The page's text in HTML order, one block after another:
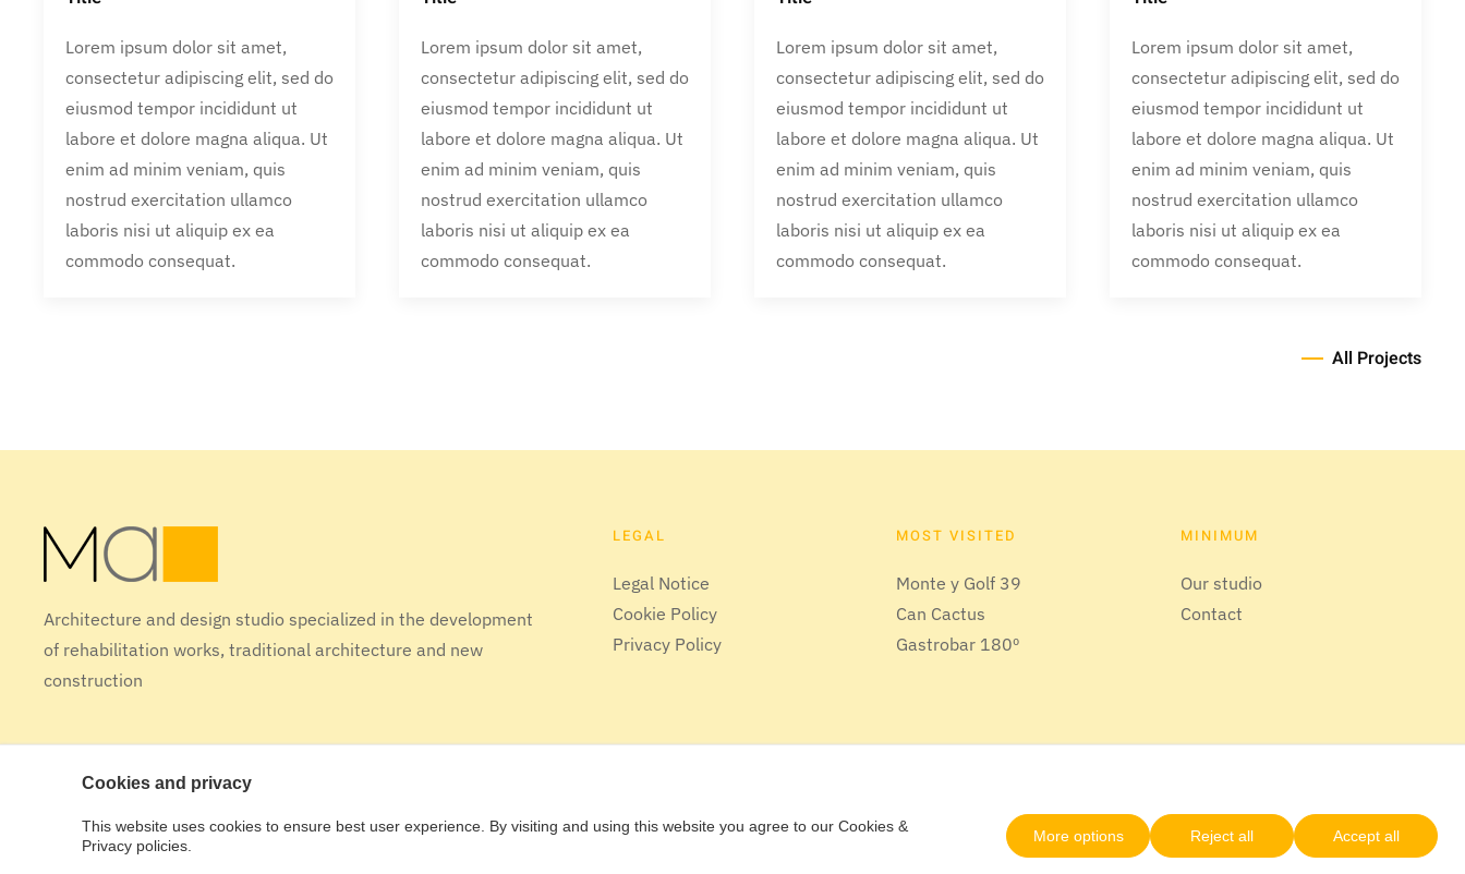
Lorem ipsum dolor sit amet,
consectetur adipiscing elit, sed do
eiusmod tempor incididunt ut
labore et dolore magna aliqua. Ut
enim ad minim veniam, quis
nostrud exercitation ullamco
laboris nisi ut aliquip ex ea
commodo consequat.
Lorem ipsum dolor sit amet,
consectetur adipiscing elit, sed do
eiusmod tempor incididunt ut
labore et dolore magna aliqua. Ut
enim ad minim veniam, quis
nostrud exercitation ullamco
laboris nisi ut aliquip ex ea
commodo consequat.
Lorem ipsum dolor sit amet,
consectetur adipiscing elit, sed do
eiusmod tempor incididunt ut
labore et dolore magna aliqua. Ut
enim ad minim veniam, quis
nostrud exercitation ullamco
laboris nisi ut aliquip ex ea
commodo consequat.
Lorem ipsum dolor sit amet,
consectetur adipiscing elit, sed do
eiusmod tempor incididunt ut
labore et dolore magna aliqua. Ut
enim ad minim veniam, quis
nostrud exercitation ullamco
laboris nisi ut aliquip ex ea
commodo consequat.
All Projects
Architecture and design studio specialized in the development
of rehabilitation works, traditional architecture and new
construction
LEGAL
Legal Notice
Cookie Policy
Privacy Policy
MOST VISITED
Monte y Golf 39
Can Cactus
Gastrobar 180º
MINIMUM
Our studio
Contact
Design tactic [studio]
Cookies and privacy
This website uses cookies to ensure best user experience. By visiting and using this website you agree to our Cookies &
Privacy policies.
More options Reject all Accept all